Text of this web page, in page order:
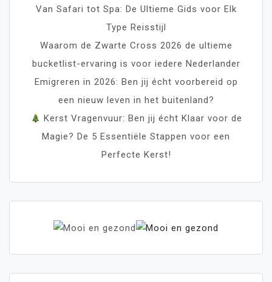
Van Safari tot Spa: De Ultieme Gids voor Elk
Type Reisstijl
Waarom de Zwarte Cross 2026 de ultieme
bucketlist-ervaring is voor iedere Nederlander
Emigreren in 2026: Ben jij écht voorbereid op
een nieuw leven in het buitenland?
Kerst Vragenvuur: Ben jij écht Klaar voor de
Magie? De 5 Essentiële Stappen voor een
Perfecte Kerst!